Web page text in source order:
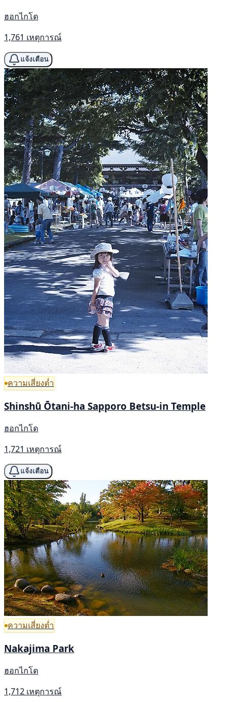
ฮอกไกโด
1,761 เหตุการณ์
แจ้งเตือน
ความเสี่ยงต่ำ
Shinshū Ōtani-ha Sapporo Betsu-in Temple
ฮอกไกโด
1,721 เหตุการณ์
แจ้งเตือน
ความเสี่ยงต่ำ
Nakajima Park
ฮอกไกโด
1,712 เหตุการณ์